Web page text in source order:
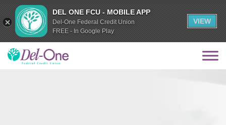
DEL ONE FCU - MOBILE APP
Del-One Federal Credit Union
FREE - In Google Play
VIEW